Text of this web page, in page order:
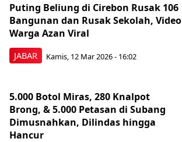
JABAR
Puting Beliung di Cirebon Rusak 106
Bangunan dan Rusak Sekolah, Video
Warga Azan Viral
Kamis, 12 Mar 2026 - 16:02
5.000 Botol Miras, 280 Knalpot
Brong, & 5.000 Petasan di Subang
Dimusnahkan, Dilindas hingga
Hancur